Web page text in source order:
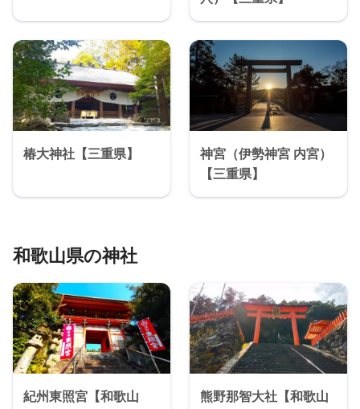
椿大神社【三重県】
神宮（伊勢神宮 内宮）
【三重県】
和歌山県の神社
紀州東照宮【和歌山
熊野那智大社【和歌山